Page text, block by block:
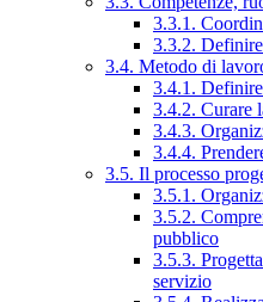
3.3.1.
3.3.2.
3.4. Metodo di
3.4.1.
3.4.2. Curare
3.4.3.
3.4.4.
3.5. Il processo
3.5.1.
3.5.2.
pubblico
3.5.3.
servizio